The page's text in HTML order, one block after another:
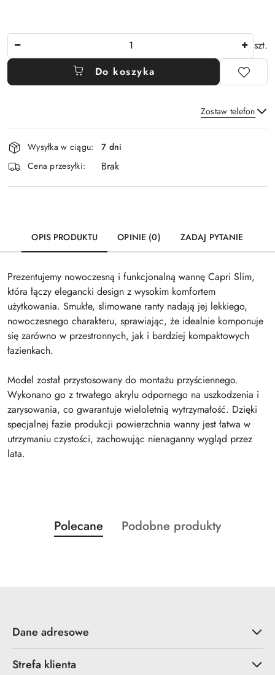
szt.
Do koszyka
Zostaw telefon
Dostępność
i
dostawa
Wysyłka w ciągu:
7 dni
Cena przesyłki:
Brak
OPIS PRODUKTU OPINIE (0) ZADAJ PYTANIE
Prezentujemy nowoczesną i funkcjonalną wannę Capri Slim,
która łączy elegancki design z wysokim komfortem
użytkowania. Smukłe, slimowane ranty nadają jej lekkiego,
nowoczesnego charakteru, sprawiając, że idealnie komponuje
się zarówno w przestronnych, jak i bardziej kompaktowych
łazienkach.
Model został przystosowany do montażu przyściennego.
Wykonano go z trwałego akrylu odpornego na uszkodzenia i
zarysowania, co gwarantuje wieloletnią wytrzymałość. Dzięki
specjalnej fazie produkcji powierzchnia wanny jest łatwa w
utrzymaniu czystości, zachowując nienaganny wygląd przez
lata.
Pomiń karuzelę produktów
Produkty
o
Polecane
Produkty
Podobne produkty
Dane adresowe
Strefa klienta